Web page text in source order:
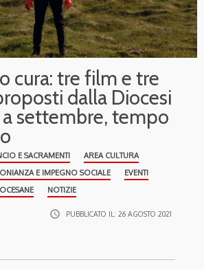
cura: tre film e tre
dalla Diocesi
settembre, tempo
E SACRAMENTI
AREA CULTURA
E IMPEGNO SOCIALE
EVENTI
NOTIZIE
access_time PUBBLICATO IL: 26 AGOSTO 2021